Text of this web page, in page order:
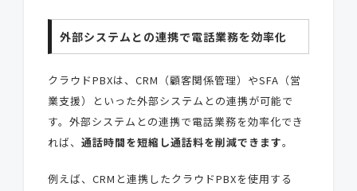
外部システムとの連携で電話業務を効率化
クラウドPBXは、CRM（顧客関係管理）やSFA（営
業支援）といった外部システムとの連携が可能で
す。外部システムとの連携で電話業務を効率化でき
れば、 通話時間を短縮し通話料を削減できます。
例えば、CRMと連携したクラウドPBXを使用する